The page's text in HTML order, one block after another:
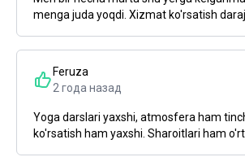
menga juda yoqdi. Xizmat ko'rsatish
Feruza
2 года назад
Yoga darslari yaxshi, atmosfera ham
ko'rsatish ham yaxshi. Sharoitlari ham